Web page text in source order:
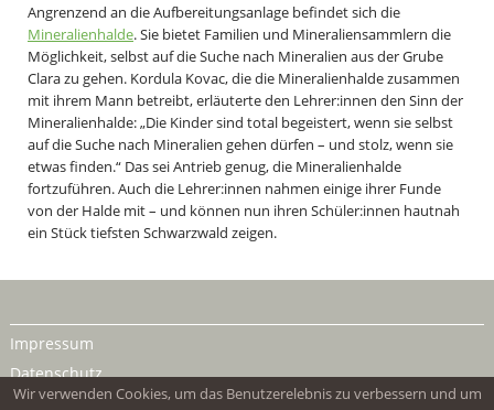
Wir verwenden Cookies, um das Benutzerelebnis zu verbessern und um
Angrenzend an die Aufbereitungsanlage befindet sich die
Mineralienhalde. Sie bietet Familien und Mineraliensammlern die
Möglichkeit, selbst auf die Suche nach Mineralien aus der Grube
Clara zu gehen. Kordula Kovac, die die Mineralienhalde zusammen
mit ihrem Mann betreibt, erläuterte den Lehrer:innen den Sinn der
Mineralienhalde: „Die Kinder sind total begeistert, wenn sie selbst
auf die Suche nach Mineralien gehen dürfen – und stolz, wenn sie
etwas finden.“ Das sei Antrieb genug, die Mineralienhalde
fortzuführen. Auch die Lehrer:innen nahmen einige ihrer Funde
von der Halde mit – und können nun ihren Schüler:innen hautnah
ein Stück tiefsten Schwarzwald zeigen.
Impressum
Datenschutz